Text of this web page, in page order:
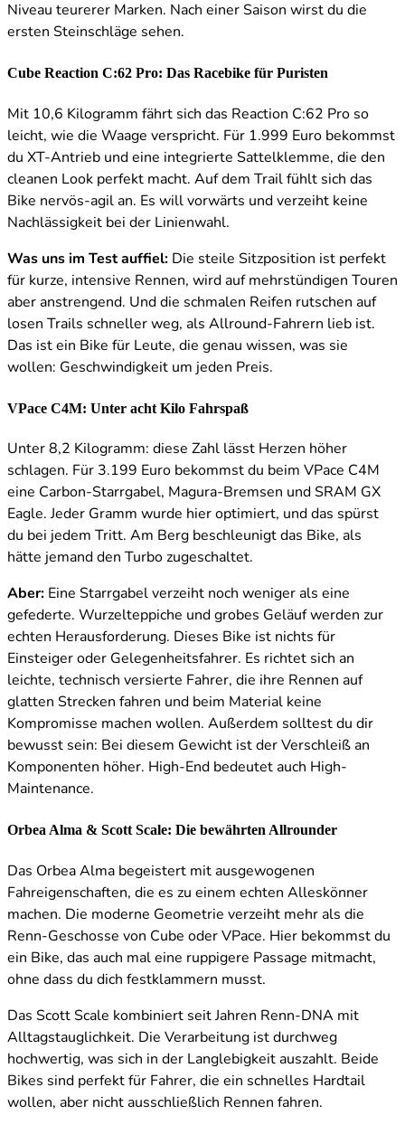
Niveau teurerer Marken. Nach einer Saison wirst du die
ersten Steinschläge sehen.
Cube Reaction C:62 Pro: Das Racebike für Puristen
Mit 10,6 Kilogramm fährt sich das Reaction C:62 Pro so
leicht, wie die Waage verspricht. Für 1.999 Euro bekommst
du XT-Antrieb und eine integrierte Sattelklemme, die den
cleanen Look perfekt macht. Auf dem Trail fühlt sich das
Bike nervös-agil an. Es will vorwärts und verzeiht keine
Nachlässigkeit bei der Linienwahl.
Was uns im Test auffiel: Die steile Sitzposition ist perfekt
für kurze, intensive Rennen, wird auf mehrstündigen Touren
aber anstrengend. Und die schmalen Reifen rutschen auf
losen Trails schneller weg, als Allround-Fahrern lieb ist.
Das ist ein Bike für Leute, die genau wissen, was sie
wollen: Geschwindigkeit um jeden Preis.
VPace C4M: Unter acht Kilo Fahrspaß
Unter 8,2 Kilogramm: diese Zahl lässt Herzen höher
schlagen. Für 3.199 Euro bekommst du beim VPace C4M
eine Carbon-Starrgabel, Magura-Bremsen und SRAM GX
Eagle. Jeder Gramm wurde hier optimiert, und das spürst
du bei jedem Tritt. Am Berg beschleunigt das Bike, als
hätte jemand den Turbo zugeschaltet.
Aber: Eine Starrgabel verzeiht noch weniger als eine
gefederte. Wurzelteppiche und grobes Geläuf werden zur
echten Herausforderung. Dieses Bike ist nichts für
Einsteiger oder Gelegenheitsfahrer. Es richtet sich an
leichte, technisch versierte Fahrer, die ihre Rennen auf
glatten Strecken fahren und beim Material keine
Kompromisse machen wollen. Außerdem solltest du dir
bewusst sein: Bei diesem Gewicht ist der Verschleiß an
Komponenten höher. High-End bedeutet auch High-
Maintenance.
Orbea Alma & Scott Scale: Die bewährten Allrounder
Das Orbea Alma begeistert mit ausgewogenen
Fahreigenschaften, die es zu einem echten Alleskönner
machen. Die moderne Geometrie verzeiht mehr als die
Renn-Geschosse von Cube oder VPace. Hier bekommst du
ein Bike, das auch mal eine ruppigere Passage mitmacht,
ohne dass du dich festklammern musst.
Das Scott Scale kombiniert seit Jahren Renn-DNA mit
Alltagstauglichkeit. Die Verarbeitung ist durchweg
hochwertig, was sich in der Langlebigkeit auszahlt. Beide
Bikes sind perfekt für Fahrer, die ein schnelles Hardtail
wollen, aber nicht ausschließlich Rennen fahren.